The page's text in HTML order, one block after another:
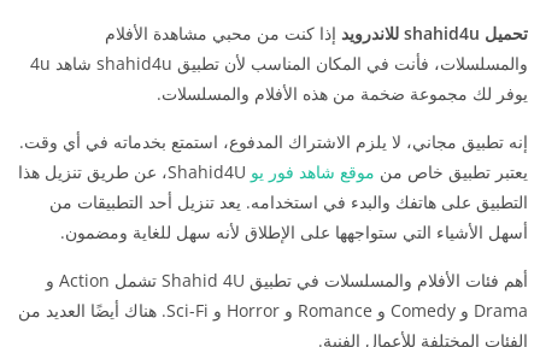
تحميل shahid4u للاندرويد
إذا كنت من محبي مشاهدة الأفلام
والمسلسلات، فأنت في المكان المناسب لأن تطبيق shahid4u شاهد 4u
يوفر لك مجموعة ضخمة من هذه الأفلام والمسلسلات.
إنه تطبيق مجاني، لا يلزم الاشتراك المدفوع، استمتع بخدماته في أي وقت.
يعتبر تطبيق خاص من موقع شاهد فور يو
Shahid4U، عن طريق تنزيل هذا
التطبيق على هاتفك والبدء في استخدامه. يعد تنزيل أحد التطبيقات من
أسهل الأشياء التي ستواجهها على الإطلاق لأنه سهل للغاية ومضمون.
أهم فئات الأفلام والمسلسلات في تطبيق Shahid 4U تشمل Action و
Drama و Comedy و Romance و Horror و Sci-Fi. هناك أيضًا العديد من
الفئات المختلفة للأعمال الفنية.